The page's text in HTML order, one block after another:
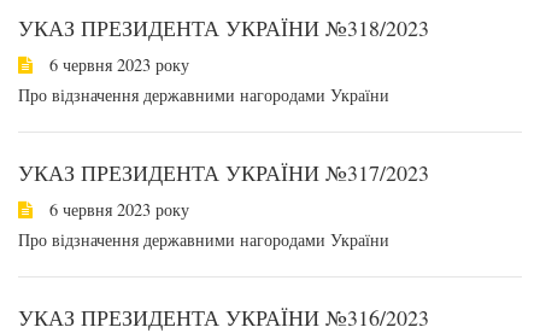
УКАЗ ПРЕЗИДЕНТА УКРАЇНИ №318/2023
6 червня 2023 року
Про відзначення державними нагородами України
УКАЗ ПРЕЗИДЕНТА УКРАЇНИ №317/2023
6 червня 2023 року
Про відзначення державними нагородами України
УКАЗ ПРЕЗИДЕНТА УКРАЇНИ №316/2023